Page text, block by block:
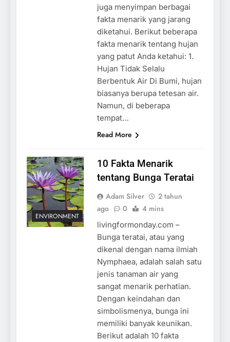
juga menyimpan berbagai
fakta menarik yang jarang
diketahui. Berikut beberapa
fakta menarik tentang hujan
yang patut Anda ketahui: 1.
Hujan Tidak Selalu
Berbentuk Air Di Bumi, hujan
biasanya berupa tetesan air.
Namun, di beberapa
tempat…
Read More
ENVIRONMENT
10 Fakta Menarik
tentang Bunga Teratai
Adam Silver
2 tahun
ago
0 4 mins
livingformonday.com –
Bunga teratai, atau yang
dikenal dengan nama ilmiah
Nymphaea, adalah salah satu
jenis tanaman air yang
sangat menarik perhatian.
Dengan keindahan dan
simbolismenya, bunga ini
memiliki banyak keunikan.
Berikut adalah 10 fakta